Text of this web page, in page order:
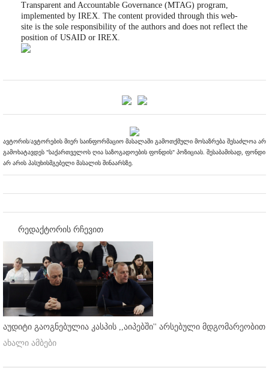
Transparent and Accountable Governance (MTAG) program,
implemented by IREX. The content provided through this web-
site is the sole responsibility of the authors and does not reflect the
position of USAID or IREX.
ავტორის/ავტორების მიერ საინფორმაციო მასალაში გამოთქმული მოსაზრება შესაძლოა არ
გამოხატავდეს "საქართველოს ღია საზოგადოების ფონდის" პოზიციას. შესაბამისად, ფონდი
არ არის პასუხისმგებელი მასალის შინაარსზე.
რედაქტორის რჩევით
აუდიტი გაოგნებულია კასპის ,,აიპებში'' არსებული მდგომარეობით
ახალი ამბები